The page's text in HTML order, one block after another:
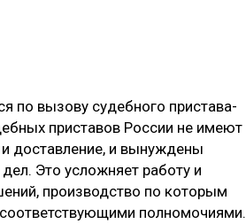
по вызову судебного пристава-
приставов России не имеют
доставление, и вынуждены
Это усложняет работу и
производство по которым
полномочиями.